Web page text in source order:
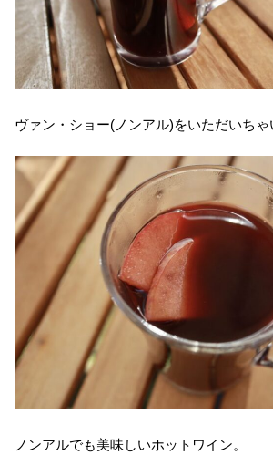
ヴァン・ショー(ノンアル)をいただいち
ノンアルでも美味しいホットワイン。